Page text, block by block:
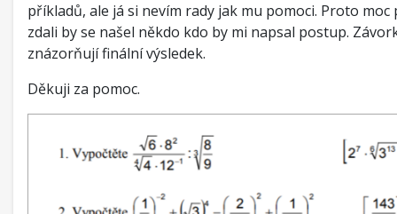
příkladů, ale já si nevím rady jak mu pomoci. Proto moc
zdali by se našel někdo kdo by mi napsal postup.
znázorňují finální výsledek.
Děkuji za pomoc.